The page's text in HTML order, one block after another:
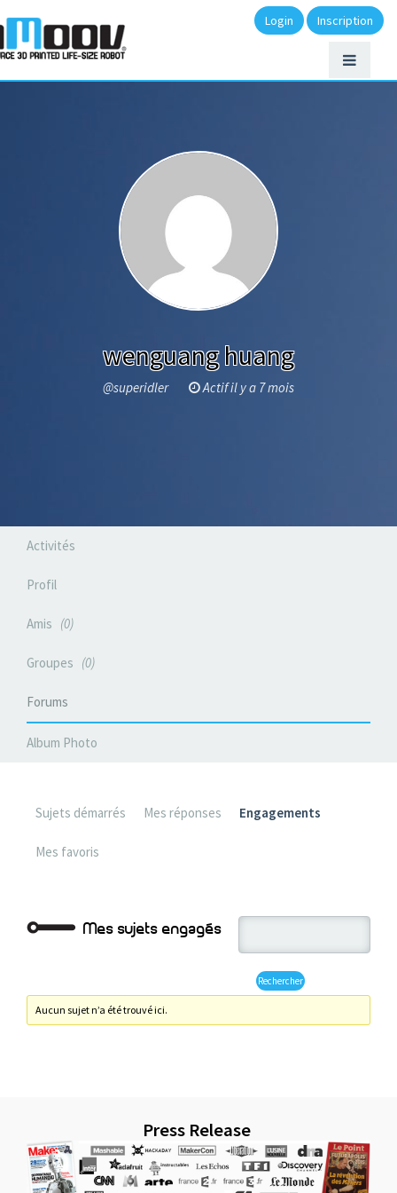
Login Inscription
wenguang huang
@superidler Actif il y a 7 mois
Activités
Profil
Amis 0
Groupes 0
Forums
Album Photo
Sujets démarrés Mes réponses Engagements
Mes favoris
Mes sujets engagés
Aucun sujet n’a été trouvé ici.
Press Release